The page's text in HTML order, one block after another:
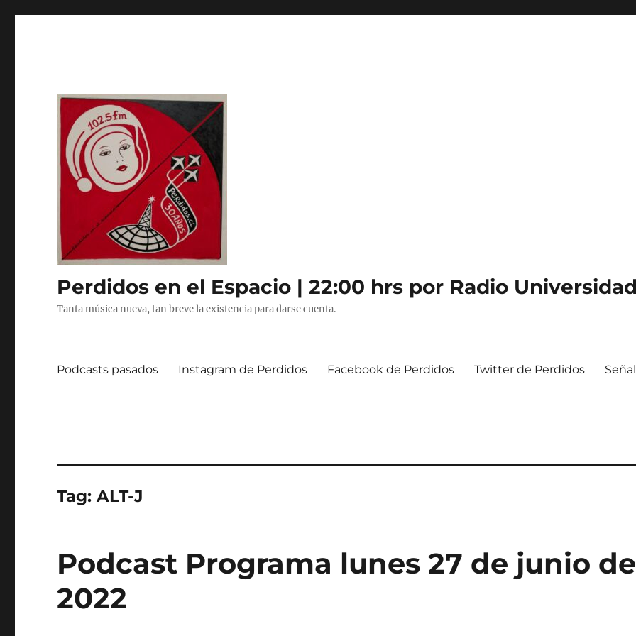
Perdidos en el Espacio | 22:00 hrs por Radio
Tanta música nueva, tan breve la existencia para darse cuenta.
Podcasts pasados Instagram de Perdidos Facebook de Perdidos Twitter de Perdidos
Tag:ALT-J
Podcast Programa lunes 27 de junio de
2022